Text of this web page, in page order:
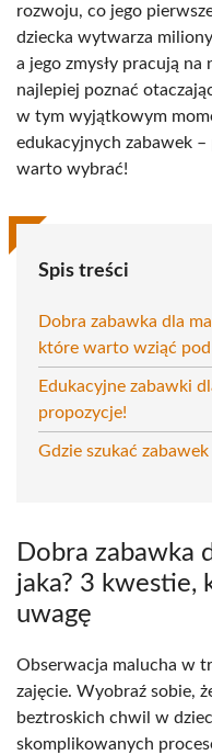
rozwoju, co jego
dziecka wytwarza
a jego zmysły pracują
najlepiej poznać
w tym wyjątkowym
edukacyjnych zabawek
warto wybrać!
Spis treści
Dobra zabawka dla
które warto wziąć
Edukacyjne zabawki
propozycje!
Gdzie szukać
Dobra zabawka
jaka? 3 kwestie,
uwagę
Obserwacja malucha w
zajęcie. Wyobraź sobie,
beztroskich chwil w
skomplikowanych